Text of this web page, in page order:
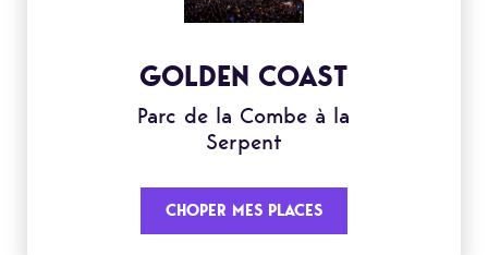
GOLDEN COAST
Parc de la Combe à la
Serpent
CHOPER MES PLACES